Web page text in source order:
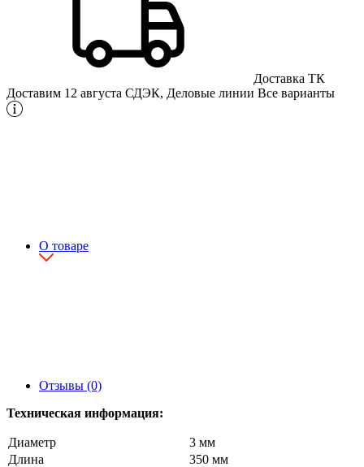
Доставка ТК
Доставим 12 августа СДЭК, Деловые линии Все варианты
О товаре
Отзывы (0)
Техническая информация:
Диаметр
3 мм
Длина
350 мм